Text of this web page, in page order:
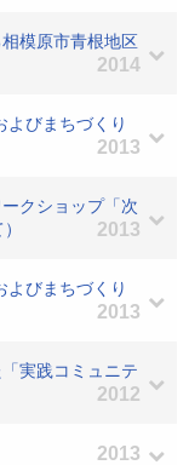
模原市青根地区
2014
よびまちづくり
2013
クショップ「次
2013
よびまちづくり
2013
実践コミュニテ
2012
2013